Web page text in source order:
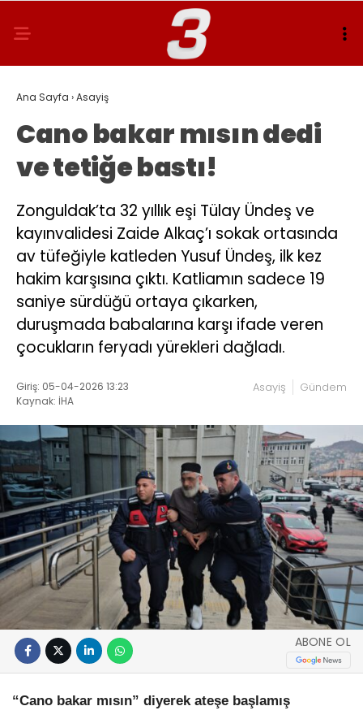
Ana Sayfa ›Asayiş
Cano bakar mısın dedi
ve tetiğe bastı!
Zonguldak’ta 32 yıllık eşi Tülay Ündeş ve
kayınvalidesi Zaide Alkaç’ı sokak ortasında
av tüfeğiyle katleden Yusuf Ündeş, ilk kez
hakim karşısına çıktı. Katliamın sadece 19
saniye sürdüğü ortaya çıkarken,
duruşmada babalarına karşı ifade veren
çocukların feryadı yürekleri dağladı.
Giriş: 05-04-2026 13:23
Kaynak: İHA
Asayiş Gündem
ABONE OL
“Cano bakar mısın” diyerek ateşe başlamış